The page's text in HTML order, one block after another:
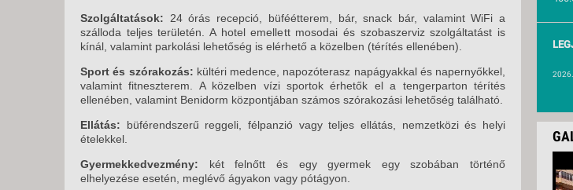
Szolgáltatások: 24 órás recepció, büféétterem, bár, snack bár, valamint WiFi a
szálloda teljes területén. A hotel emellett mosodai és szobaszerviz szolgáltatást is
kínál, valamint parkolási lehetőség is elérhető a közelben (térítés ellenében).
Sport és szórakozás: kültéri medence, napozóterasz napágyakkal és napernyőkkel,
valamint fitneszterem. A közelben vízi sportok érhetők el a tengerparton térítés
ellenében, valamint Benidorm központjában számos szórakozási lehetőség található.
Ellátás: büférendszerű reggeli, félpanzió vagy teljes ellátás, nemzetközi és helyi
ételekkel.
Gyermekkedvezmény: két felnőtt és egy gyermek egy szobában történő
elhelyezése esetén, meglévő ágyakon vagy pótágyon.